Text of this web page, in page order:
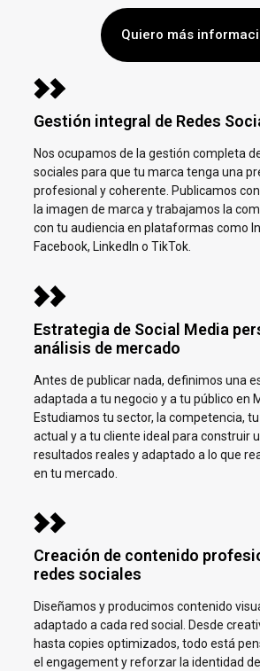
Quiero más
Gestión integral de Redes
Nos ocupamos de la gestión completa
sociales para que tu marca tenga una
profesional y coherente. Publicamos
la imagen de marca y trabajamos la
con tu audiencia en plataformas como
Facebook, LinkedIn o TikTok.
Estrategia de Social Media
análisis de mercado
Antes de publicar nada, definimos una
adaptada a tu negocio y a tu público en
Estudiamos tu sector, la competencia,
actual y a tu cliente ideal para construir
resultados reales y adaptado a lo que
en tu mercado.
Creación de contenido
redes sociales
Diseñamos y producimos contenido
adaptado a cada red social. Desde
hasta copies optimizados, todo está
el engagement y reforzar la identidad